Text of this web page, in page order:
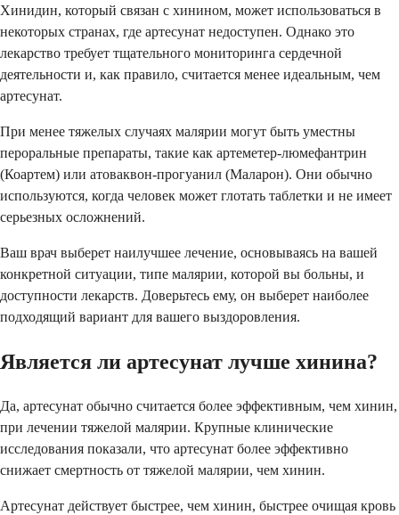
Хинидин, который связан с хинином, может использоваться в
некоторых странах, где артесунат недоступен. Однако это
лекарство требует тщательного мониторинга сердечной
деятельности и, как правило, считается менее идеальным, чем
артесунат.
При менее тяжелых случаях малярии могут быть уместны
пероральные препараты, такие как артеметер-люмефантрин
(Коартем) или атоваквон-прогуанил (Маларон). Они обычно
используются, когда человек может глотать таблетки и не имеет
серьезных осложнений.
Ваш врач выберет наилучшее лечение, основываясь на вашей
конкретной ситуации, типе малярии, которой вы больны, и
доступности лекарств. Доверьтесь ему, он выберет наиболее
подходящий вариант для вашего выздоровления.
Является ли артесунат лучше хинина?
Да, артесунат обычно считается более эффективным, чем хинин,
при лечении тяжелой малярии. Крупные клинические
исследования показали, что артесунат более эффективно
снижает смертность от тяжелой малярии, чем хинин.
Артесунат действует быстрее, чем хинин, быстрее очищая кровь